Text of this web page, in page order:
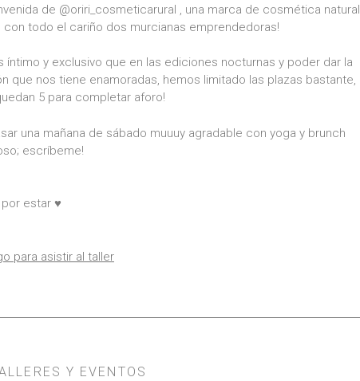
de @oriri_cosmeticarural , una marca de cosmética natural
con todo el cariño dos murcianas emprendedoras!
íntimo y exclusivo que en las ediciones nocturnas y poder dar la
que nos tiene enamoradas, hemos limitado las plazas bastante,
5 para completar aforo!
una mañana de sábado muuuy agradable con yoga y brunch
escríbeme!
estar ♥️
para asistir al taller
Y EVENTOS